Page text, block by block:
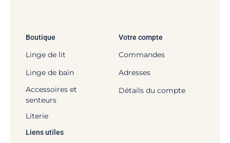
Boutique
Linge de lit
Linge de bain
Accessoires et
senteurs
Literie
Votre compte
Commandes
Adresses
Détails du compte
Liens utiles